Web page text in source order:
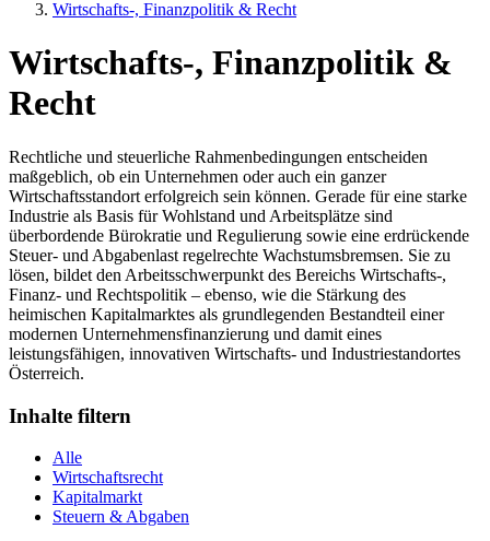
Wirtschafts-, Finanzpolitik & Recht
Wirtschafts-, Finanzpolitik &
Recht
Rechtliche und steuerliche Rahmenbedingungen entscheiden
maßgeblich, ob ein Unternehmen oder auch ein ganzer
Wirtschaftsstandort erfolgreich sein können. Gerade für eine starke
Industrie als Basis für Wohlstand und Arbeitsplätze sind
überbordende Bürokratie und Regulierung sowie eine erdrückende
Steuer- und Abgabenlast regelrechte Wachstumsbremsen. Sie zu
lösen, bildet den Arbeitsschwerpunkt des Bereichs Wirtschafts-,
Finanz- und Rechtspolitik – ebenso, wie die Stärkung des
heimischen Kapitalmarktes als grundlegenden Bestandteil einer
modernen Unternehmensfinanzierung und damit eines
leistungsfähigen, innovativen Wirtschafts- und Industriestandortes
Österreich.
Inhalte filtern
Alle
Wirtschaftsrecht
Kapitalmarkt
Steuern & Abgaben